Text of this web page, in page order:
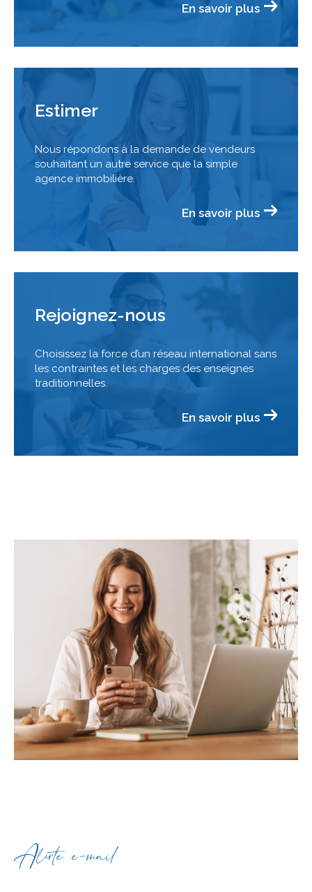
En savoir plus
Estimer
Nous répondons à la demande de vendeurs
souhaitant un autre service que la simple
agence immobilière.
En savoir plus
Rejoignez-nous
Choisissez la force d’un réseau international sans
les contraintes et les charges des enseignes
traditionnelles.
En savoir plus
Alerte e-mail